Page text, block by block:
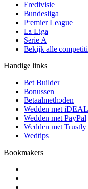
Eredivisie
Bundesliga
Premier League
La Liga
Serie A
Bekijk alle
Handige links
Bet Builder
Bonussen
Betaalmethoden
Wedden met iDEAL
Wedden met PayPal
Wedden met Trustly
Wedtips
Bookmakers